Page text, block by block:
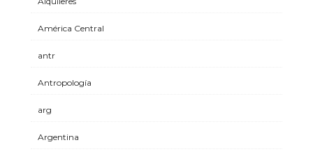
América Central
antr
Antropología
arg
Argentina